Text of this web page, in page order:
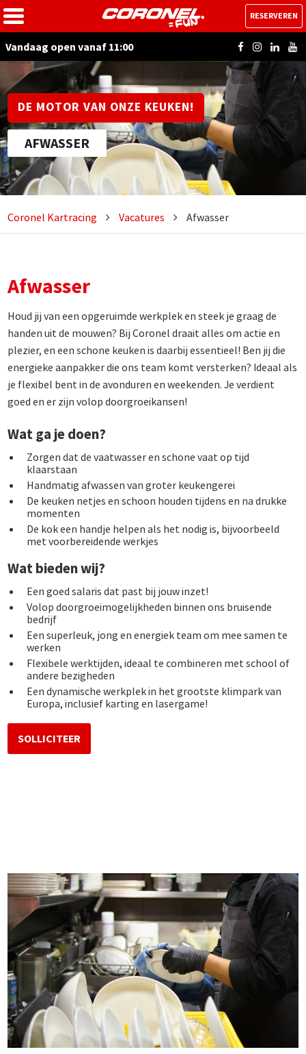
Vandaag open vanaf 11:00
RESERVEREN
DE MOTOR VAN ONZE KEUKEN!
AFWASSER
Coronel Kartracing Vacatures Afwasser
Afwasser
Houd jij van een opgeruimde werkplek en steek je graag de
handen uit de mouwen? Bij Coronel draait alles om actie en
plezier, en een schone keuken is daarbij essentieel! Ben jij die
energieke aanpakker die ons team komt versterken? Ideaal als
je flexibel bent in de avonduren en weekenden. Je verdient
goed en er zijn volop doorgroeikansen!
Wat ga je doen?
Zorgen dat de vaatwasser en schone vaat op tijd
klaarstaan
Handmatig afwassen van groter keukengerei
De keuken netjes en schoon houden tijdens en na drukke
momenten
De kok een handje helpen als het nodig is, bijvoorbeeld
met voorbereidende werkjes
Wat bieden wij?
Een goed salaris dat past bij jouw inzet!
Volop doorgroeimogelijkheden binnen ons bruisende
bedrijf
Een superleuk, jong en energiek team om mee samen te
werken
Flexibele werktijden, ideaal te combineren met school of
andere bezigheden
Een dynamische werkplek in het grootste klimpark van
Europa, inclusief karting en lasergame!
SOLLICITEER